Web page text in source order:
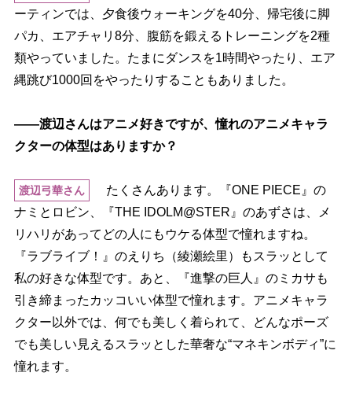
ーティンでは、夕食後ウォーキングを40分、帰宅後に脚
パカ、エアチャリ8分、腹筋を鍛えるトレーニングを2種
類やっていました。たまにダンスを1時間やったり、エア
縄跳び1000回をやったりすることもありました。
――渡辺さんはアニメ好きですが、憧れのアニメキャラ
クターの体型はありますか？
渡辺弓華さん
たくさんあります。『ONE PIECE』の
ナミとロビン、『THE IDOLM@STER』のあずさは、メ
リハリがあってどの人にもウケる体型で憧れますね。
『ラブライブ！』のえりち（綾瀬絵里）もスラッとして
私の好きな体型です。あと、『進撃の巨人』のミカサも
引き締まったカッコいい体型で憧れます。アニメキャラ
クター以外では、何でも美しく着られて、どんなポーズ
でも美しい見えるスラッとした華奢な“マネキンボディ”に
憧れます。